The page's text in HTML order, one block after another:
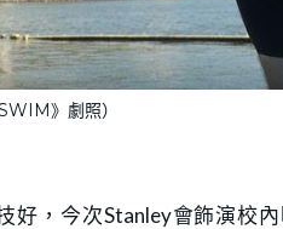
》劇照）
，今次Stanley會飾演校